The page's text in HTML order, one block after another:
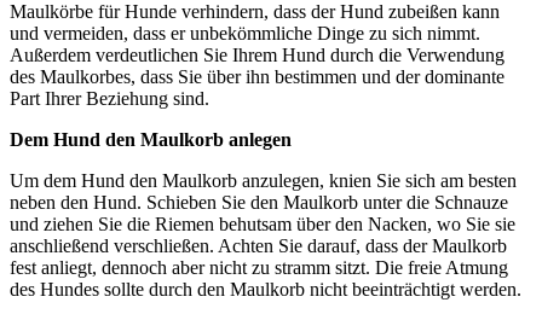
Maulkörbe für Hunde verhindern, dass der Hund zubeißen kann
und vermeiden, dass er unbekömmliche Dinge zu sich nimmt.
Außerdem verdeutlichen Sie Ihrem Hund durch die Verwendung
des Maulkorbes, dass Sie über ihn bestimmen und der dominante
Part Ihrer Beziehung sind.
Dem Hund den Maulkorb anlegen
Um dem Hund den Maulkorb anzulegen, knien Sie sich am besten
neben den Hund. Schieben Sie den Maulkorb unter die Schnauze
und ziehen Sie die Riemen behutsam über den Nacken, wo Sie sie
anschließend verschließen. Achten Sie darauf, dass der Maulkorb
fest anliegt, dennoch aber nicht zu stramm sitzt. Die freie Atmung
des Hundes sollte durch den Maulkorb nicht beeinträchtigt werden.